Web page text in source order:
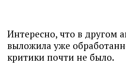
Интересно, что в другом
выложила уже
критики почти не было.